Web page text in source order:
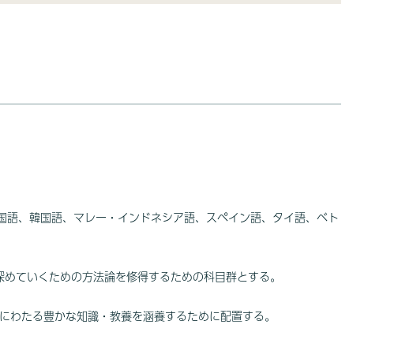
、韓国語、マレー・インドネシア語、スペイン語、タイ語、ベト
ていくための方法論を修得するための科目群とする。
たる豊かな知識・教養を涵養するために配置する。